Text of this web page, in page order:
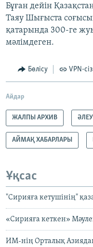
Бұған дейін
Таяу Шығыста
қатарында 300-ге
мәлімдеген.
Бөлісу VPN-
Айдар
ЖАЛПЫ АРХИВ
АЙМАҚ ХАБАРЛАРЫ
Ұқсас
"Сирияға кетушінің"
«Сирияға кеткен»
ИМ-нің Орталық